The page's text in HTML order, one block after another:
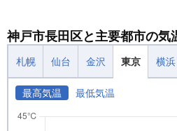
神戸市長田区と主要都市の気
札幌 仙台 金沢 東京 横浜
最高気温 最低気温